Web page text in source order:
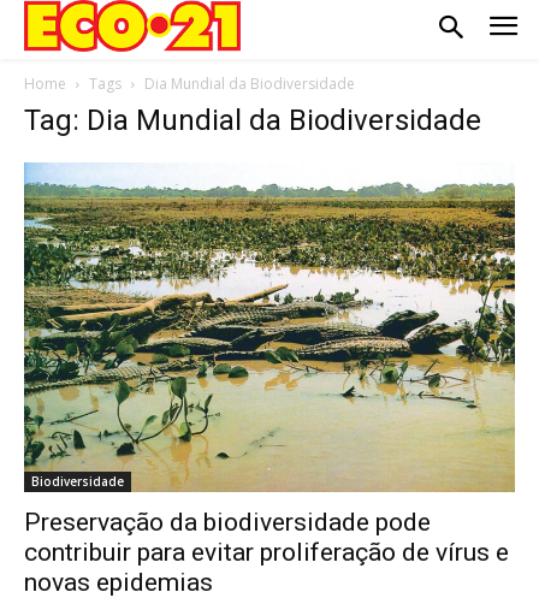
Home Tags Dia Mundial da Biodiversidade
Tag: Dia Mundial da Biodiversidade
Biodiversidade
Preservação da biodiversidade pode
contribuir para evitar proliferação de vírus e
novas epidemias